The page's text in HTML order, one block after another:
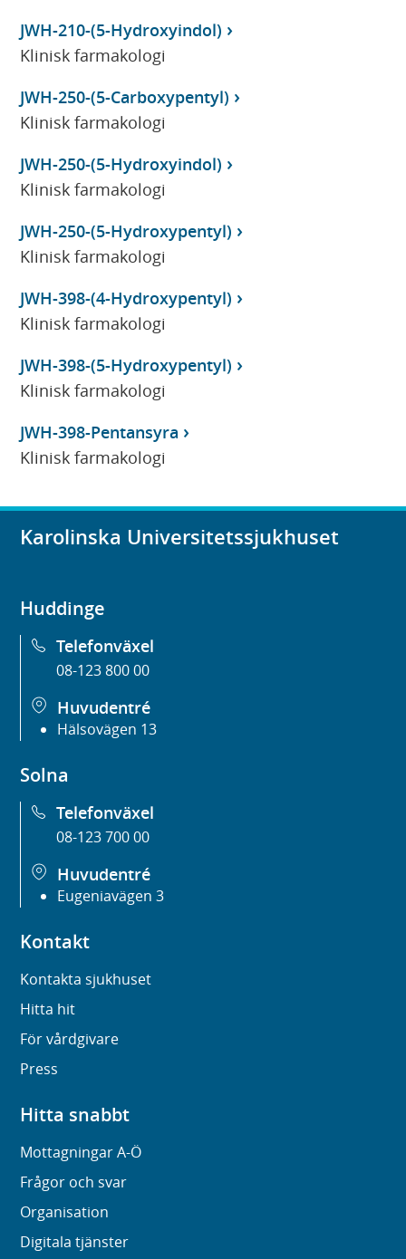
JWH-210-(5-Hydroxyindol)
Klinisk farmakologi
JWH-250-(5-Carboxypentyl)
Klinisk farmakologi
JWH-250-(5-Hydroxyindol)
Klinisk farmakologi
JWH-250-(5-Hydroxypentyl)
Klinisk farmakologi
JWH-398-(4-Hydroxypentyl)
Klinisk farmakologi
JWH-398-(5-Hydroxypentyl)
Klinisk farmakologi
JWH-398-Pentansyra
Klinisk farmakologi
Karolinska Universitetssjukhuset
Huddinge
Telefonväxel
08-123 800 00
Huvudentré
Hälsovägen 13
Solna
Telefonväxel
08-123 700 00
Huvudentré
Eugeniavägen 3
Kontakt
Kontakta sjukhuset
Hitta hit
För vårdgivare
Press
Hitta snabbt
Mottagningar A-Ö
Frågor och svar
Organisation
Digitala tjänster